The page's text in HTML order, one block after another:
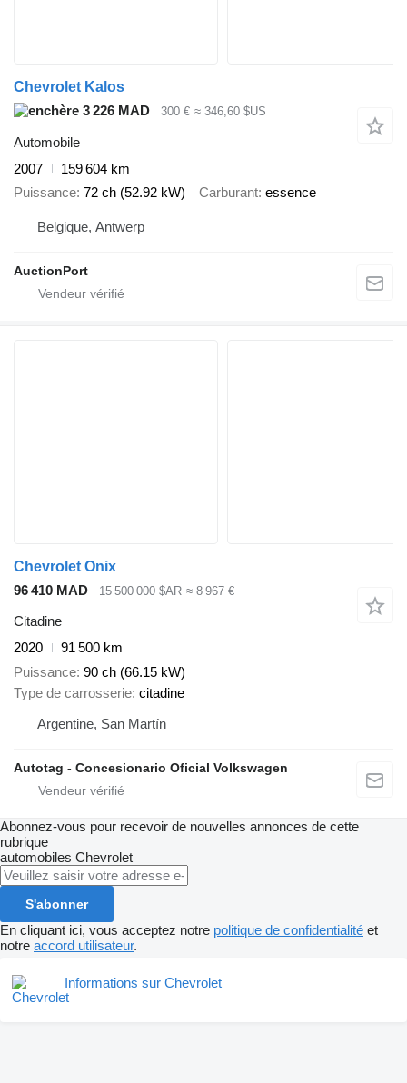
Chevrolet Kalos
3 226 MAD
300 € ≈ 346,60 $US
Automobile
2007
159 604 km
Puissance 72 ch (52.92 kW) Carburant essence
Belgique, Antwerp
AuctionPort
Chevrolet Onix
96 410 MAD
15 500 000 $AR ≈ 8 967 €
Citadine
2020
91 500 km
Puissance 90 ch (66.15 kW)
Type de carrosserie citadine
Argentine, San Martín
Autotag - Concesionario Oficial Volkswagen
Abonnez-vous pour recevoir de nouvelles annonces de cette
rubrique
automobiles Chevrolet
S'abonner
En cliquant ici, vous acceptez notre politique de confidentialité et
notre accord utilisateur.
Informations sur Chevrolet